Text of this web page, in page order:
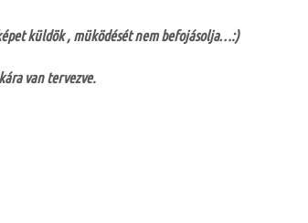
küldök , müködését nem befojásolja…:)
van tervezve.